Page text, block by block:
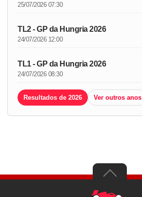
25/07/2026 07:30
TL2 - GP da Hungria 2026
24/07/2026 12:00
TL1 - GP da Hungria 2026
24/07/2026 08:30
Resultados de 2026 Ver outros anos